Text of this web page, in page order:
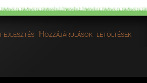
fejlesztés Hozzájárulások letöltések